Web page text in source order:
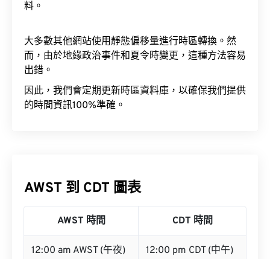
料。
大多數其他網站使用靜態偏移量進行時區轉換。然
而，由於地緣政治事件和夏令時變更，這種方法容易
出錯。
因此，我們會定期更新時區資料庫，以確保我們提供
的時間資訊100%準確。
AWST 到 CDT 圖表
AWST 時間 CDT 時間
12:00 am AWST (午夜) 12:00 pm CDT (中午)